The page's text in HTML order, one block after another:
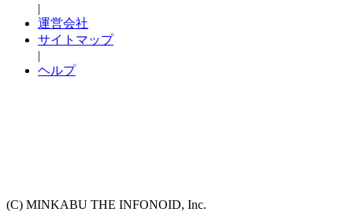
|
運営会社
サイトマップ
|
ヘルプ
(C) MINKABU THE INFONOID, Inc.